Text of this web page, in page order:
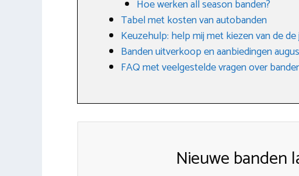
Hoe werken all season banden?
Tabel met kosten van autobanden
Keuzehulp: help mij met kiezen van de
Banden uitverkoop en aanbiedingen
FAQ met veelgestelde vragen over
Nieuwe banden